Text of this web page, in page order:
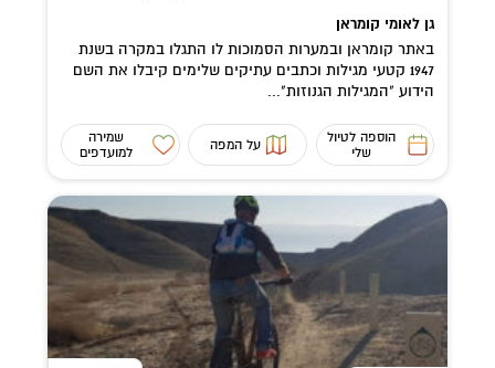
גן לאומי קומראן
באתר קומראן ובמערות הסמוכות לו התגלו במקרה בשנת
1947 קטעי מגילות וכתבים עתיקים שלימים קיבלו את השם
הידוע "המגילות הגנוזות"...
הוספה לטיול
שלי
על המפה
שמירה
למועדפים